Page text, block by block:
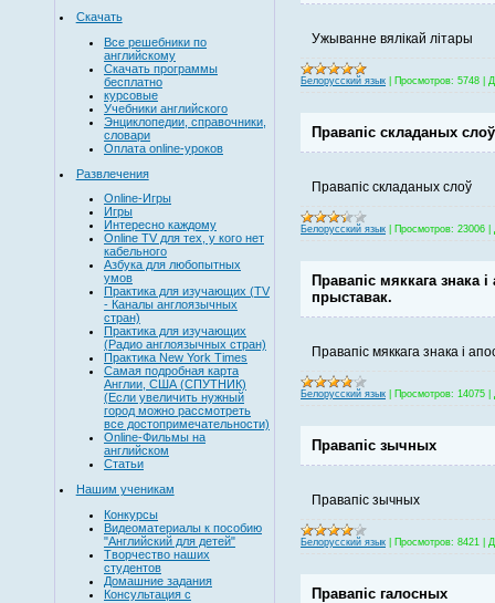
Скачать
Все решебники по
английскому
Скачать программы
бесплатно
курсовые
Учебники английского
Энциклопедии, справочники,
словари
Оплата online-уроков
Развлечения
Online-Игры
Игры
Интересно каждому
Online TV для тех, у кого нет
кабельного
Азбука для любопытных
умов
Практика для изучающих (TV
- Каналы англоязычных
стран)
Практика для изучающих
(Радио англоязычных стран)
Практика New York Times
Самая подробная карта
Англии, США (СПУТНИК)
(Если увеличить нужный
город можно рассмотреть
все достопримечательности)
Online-Фильмы на
английском
Статьи
Нашим ученикам
Конкурсы
Видеоматериалы к пособию
"Английский для детей"
Творчество наших
студентов
Домашние задания
Консультация с
Ужыванне вялікай літары
Белорусский язык Просмотров: 5748
Правапіс складаных слоў
Правапіс складаных слоў
Белорусский язык Просмотров: 23006
Правапіс мяккага знака
прыставак.
Правапіс мяккага знака і
Белорусский язык Просмотров: 14075
Правапіс зычных
Правапіс зычных
Белорусский язык Просмотров: 8421
Правапіс галосных